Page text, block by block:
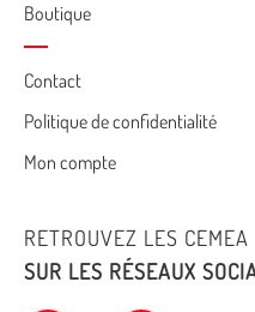
Boutique
Cemea
footer
Contact
Politique de confidentialité
Mon compte
RETROUVEZ LES CEMEA
SUR LES RÉSEAUX